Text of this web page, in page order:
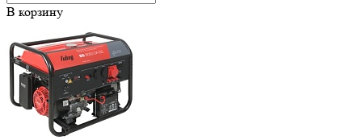
В корзину